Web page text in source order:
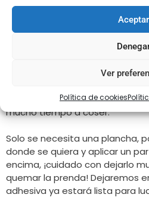
Aceptar
Ver
Política de cookies
En nuestra mercería online
coderas
la plancha y por supuesto, las
Las primeras siempre las
costura o bien quieren un
mucho tiempo a coser.
Solo se necesita una plancha,
donde se quiera y aplicar un
encima, ¡cuidado con dejarlo
quemar la prenda! Dejaremos
adhesiva ya estará lista para